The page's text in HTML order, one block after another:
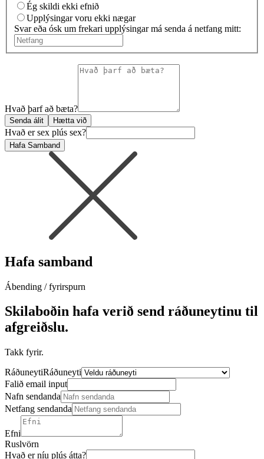
Ég skildi ekki efnið
Upplýsingar voru ekki nægar
Svar eða ósk um frekari upplýsingar má senda á netfang mitt:
Hvað þarf að bæta?
Senda álit Hætta við
Hvað er sex plús sex?
Hafa Samband
Hafa samband
Ábending / fyrirspurn
Skilaboðin hafa verið send ráðuneytinu til
afgreiðslu.
Takk fyrir.
RáðuneytiRáðuneyti
Falið email input
Nafn sendanda
Netfang sendanda
Efni
Ruslvörn
Hvað er níu plús átta?